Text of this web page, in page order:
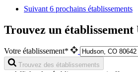
Suivant 6 prochains établissements
Trouvez un établissement
Votre établissement*
Trouvez des établissements